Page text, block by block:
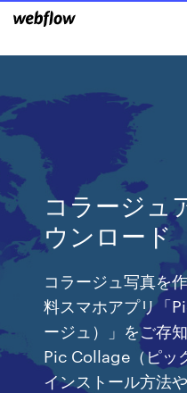
コラージュ
ウンロード
コラージュ写真を
料スマホアプリ「
ージュ）」をご存
Pic Collage（ピッ
インストール方法